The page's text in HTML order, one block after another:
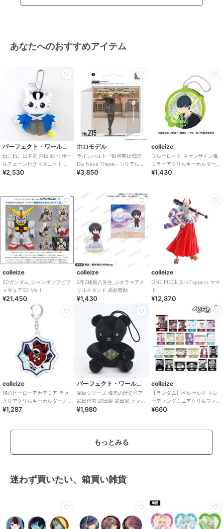
あなたへのおすすめアイテム
パーフェクト・ワールド・トーキョー
ねこねこ日本史 沖田 総司 ボー
ルチェーン付きマスコット 人
形
¥2,530
ホロモデル
ラインハルト『銀河英雄伝説
Die Neue These』シリアルカ
ード
¥3,850
colleize
ブルーロック_ネオンサイン風
ミラーアクリルキーホルダー
1.潔世一
¥1,430
colleize
SDガンダム_ジャンボソフビフ
ィギュアSD Mk-II
¥21,450
colleize
3年Z組銀八先生_ジオラマアク
リルスタンド 高杉晋助
¥1,430
colleize
ONE PIECE_S.H.Figuarts ヤマ
ト
¥12,870
colleize
僕のヒーローアカデミア_ラメ
入りアクリルキーホルダー／
常闇 踏陰
¥1,287
パーフェクト・ワールド・トーキョー
家紋シリーズ 漆黒の歴史ベア
武田信玄 武田菱 武田家 クマア
ンドベアー 歴史 戦国 kuma a
¥1,980
colleize
【ランダム】ベルセルク_トレ
ーディングミニアクリルフィ
ギュア(単位/単品)
¥660
もっとみる
迷わず買いたい、箱買い雑貨